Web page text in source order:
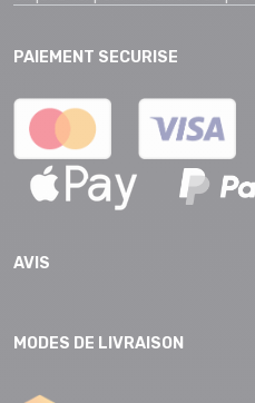
PAIEMENT SECURISE
AVIS
MODES DE LIVRAISON